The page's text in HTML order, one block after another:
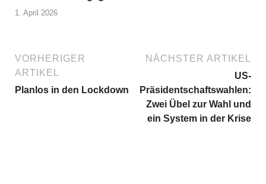
1. April 2026
VORHERIGER
ARTIKEL
Planlos in den Lockdown
NÄCHSTER ARTIKEL
US-
Präsidentschaftswahlen:
Zwei Übel zur Wahl und
ein System in der Krise